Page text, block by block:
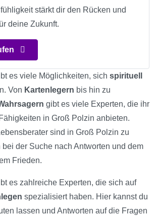
stärkt dir den Rücken und
deine Zukunft.
es viele Möglichkeiten, sich spirituell
Von Kartenlegern bis hin zu
gibt es viele Experten, die ihr
in Groß Polzin anbieten.
sind in Groß Polzin zu
der Suche nach Antworten und dem
Frieden.
es zahlreiche Experten, die sich auf
spezialisiert haben. Hier kannst du
lassen und Antworten auf die Fragen